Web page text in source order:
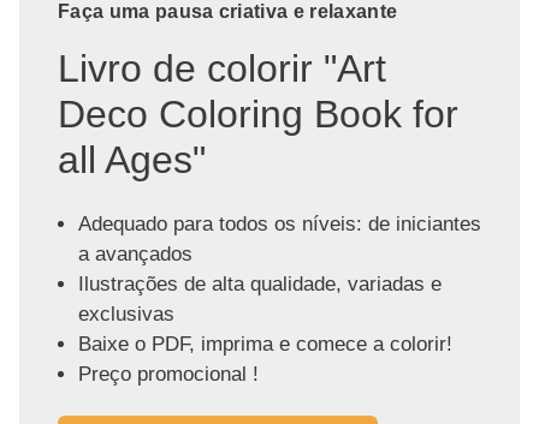
Faça uma pausa criativa e relaxante
Livro de colorir "Art
Deco Coloring Book for
all Ages"
Adequado para todos os níveis: de iniciantes
a avançados
Ilustrações de alta qualidade, variadas e
exclusivas
Baixe o PDF, imprima e comece a colorir!
Preço promocional !